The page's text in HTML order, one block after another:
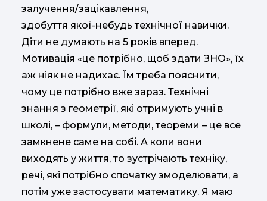
залучення/зацікавлення,
здобуття якої-небудь технічної навички.
Діти не думають на 5 років вперед.
Мотивація «це потрібно, щоб здати ЗНО», їх
аж ніяк не надихає. Їм треба пояснити,
чому це потрібно вже зараз. Технічні
знання з геометрії, які отримують учні в
школі, – формули, методи, теореми – це все
замкнене саме на собі. А коли вони
виходять у життя, то зустрічають техніку,
речі, які потрібно спочатку змоделювати, а
потім уже застосувати математику. Я маю